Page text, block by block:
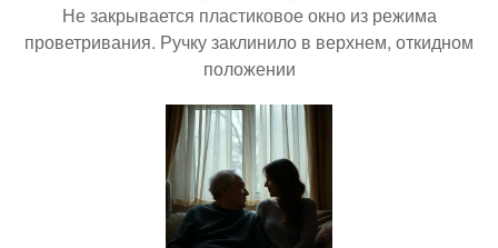
Не закрывается пластиковое окно из режима
проветривания. Ручку заклинило в верхнем, откидном
положении